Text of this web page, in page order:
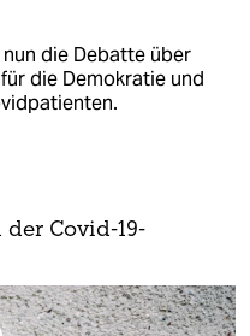
die Debatte über
die Demokratie und
Covid-19-